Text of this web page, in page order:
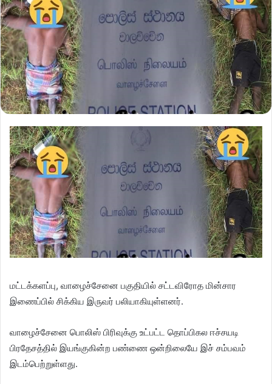
மட்டக்களப்பு, வாழைச்சேனை பகுதியில் சட்டவிரோத மின்சார
இணைப்பில் சிக்கிய இருவர் பலியாகியுள்ளனர்.
வாழைச்சேனை பொலிஸ் பிரிவுக்கு உட்பட்ட தொப்பிகல ஈச்சயடி
பிரதேசத்தில் இயங்குகின்ற பண்ணை ஒன்றிலையே இச் சம்பவம்
இடம்பெற்றுள்ளது.